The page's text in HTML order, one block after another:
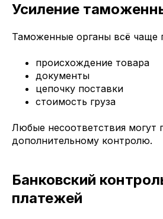
Усиление
Таможенные органы всё чаще
происхождение товара
документы
цепочку поставки
стоимость груза
Любые несоответствия могут
дополнительному контролю.
Банковский
платежей